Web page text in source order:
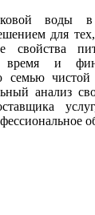
воды
для
свойства
время и
семью
анализ